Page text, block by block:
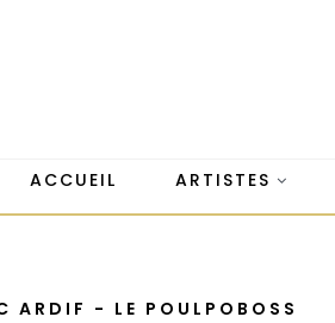
ACCUEIL ARTISTES
ARDIF - LE POULPOBOSS